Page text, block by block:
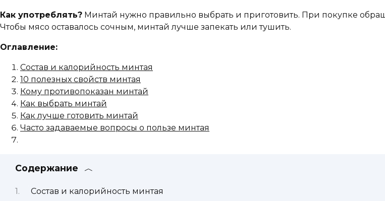
Как употреблять? Минтай нужно правильно выбрать и приготовить. При покупке
Чтобы мясо оставалось сочным, минтай лучше запекать или тушить.
Оглавление:
Состав и калорийность минтая
10 полезных свойств минтая
Кому противопоказан минтай
Как выбрать минтай
Как лучше готовить минтай
Часто задаваемые вопросы о пользе минтая
Содержание
Состав и калорийность минтая